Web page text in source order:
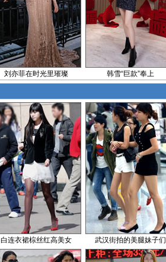
刘亦菲在时光里璀璨 韩雪“巨款”奉上
白连衣裙棕丝红高美女 武汉街拍的美腿妹子们